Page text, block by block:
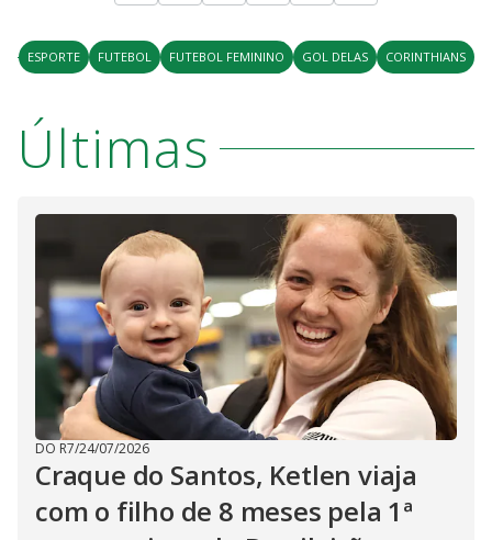
ESPORTE FUTEBOL FUTEBOL FEMININO GOL DELAS CORINTHIANS
Últimas
DO R7/24/07/2026
Craque do Santos, Ketlen viaja
com o filho de 8 meses pela 1ª